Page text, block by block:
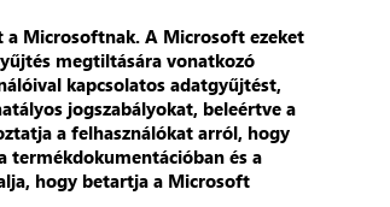
a Microsoftnak. A Microsoft ezeket
megtiltására vonatkozó
kapcsolatos adatgyűjtést,
jogszabályokat, beleértve a
a felhasználókat arról, hogy
termékdokumentációban és a
hogy betartja a Microsoft